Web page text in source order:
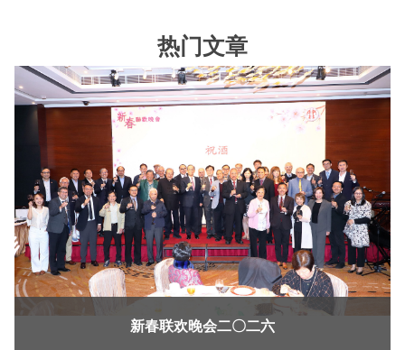
热门文章
新春联欢晚会二〇二六